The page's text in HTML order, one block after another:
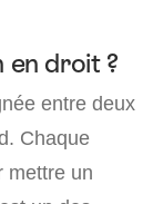
en droit ?
entre deux
Chaque
mettre un